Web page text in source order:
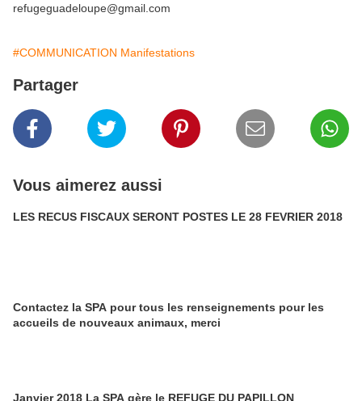
refugeguadeloupe@gmail.com
#COMMUNICATION Manifestations
Partager
Vous aimerez aussi
LES RECUS FISCAUX SERONT POSTES LE 28 FEVRIER 2018
Contactez la SPA pour tous les renseignements pour les
accueils de nouveaux animaux, merci
Janvier 2018 La SPA gère le REFUGE DU PAPILLON